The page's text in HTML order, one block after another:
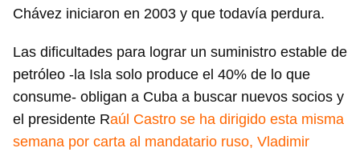
Chávez iniciaron en 2003 y que todavía perdura.
Las dificultades para lograr un suministro estable de
petróleo -la Isla solo produce el 40% de lo que
consume- obligan a Cuba a buscar nuevos socios y
el presidente Raúl Castro se ha dirigido esta misma
semana por carta al mandatario ruso, Vladimir